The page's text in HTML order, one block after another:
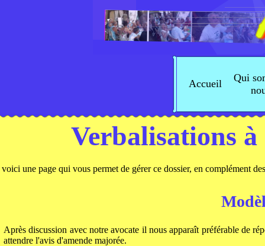
Accueil
Qui
Verbalisations
voici une page qui vous permet de gérer ce dossier, en complément
Après discussion avec notre avocate il nous apparaît préférable de
attendre l'avis d'amende majorée.